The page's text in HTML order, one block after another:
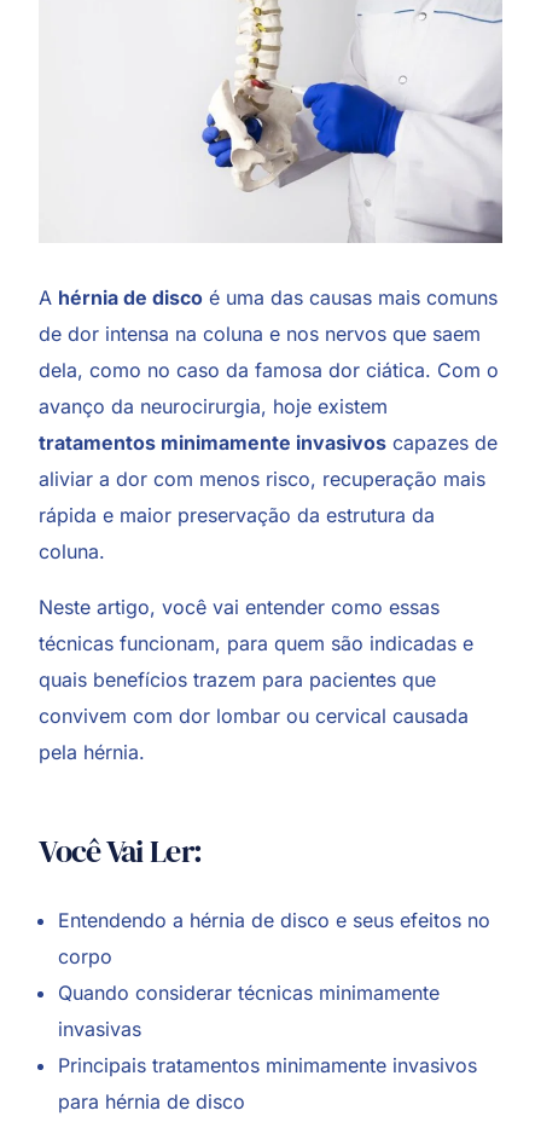
A hérnia de disco é uma das causas mais comuns
de dor intensa na coluna e nos nervos que saem
dela, como no caso da famosa dor ciática. Com o
avanço da neurocirurgia, hoje existem
tratamentos minimamente invasivos capazes de
aliviar a dor com menos risco, recuperação mais
rápida e maior preservação da estrutura da
coluna.
Neste artigo, você vai entender como essas
técnicas funcionam, para quem são indicadas e
quais benefícios trazem para pacientes que
convivem com dor lombar ou cervical causada
pela hérnia.
Você Vai Ler:
Entendendo a hérnia de disco e seus efeitos no
corpo
Quando considerar técnicas minimamente
invasivas
Principais tratamentos minimamente invasivos
para hérnia de disco